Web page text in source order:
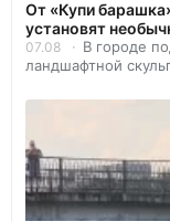
От «Купи
установят
07.08
В городе
ландшафтной